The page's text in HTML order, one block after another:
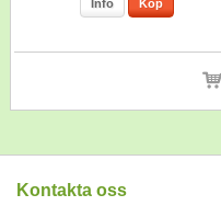
Info Köp
Kontakta oss